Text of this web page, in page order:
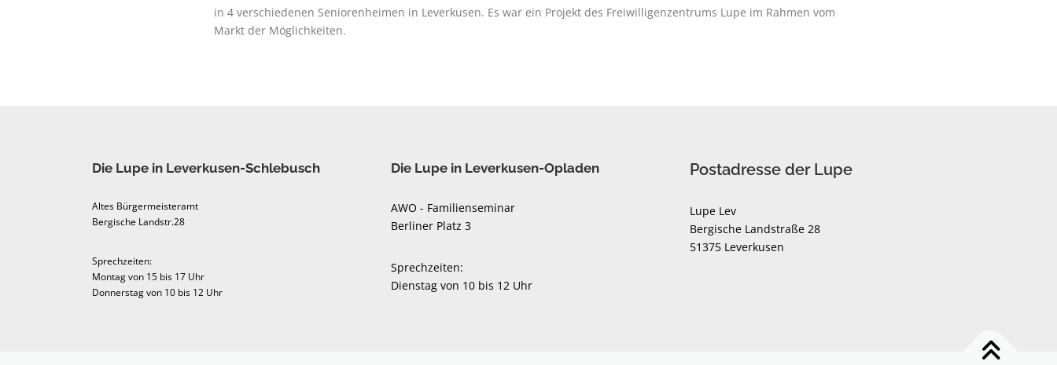
in 4 verschiedenen Seniorenheimen in Leverkusen. Es war ein Projekt des Freiwilligenzentrums Lupe im Rahmen vom
Markt der Möglichkeiten.
Die Lupe in Leverkusen-Schlebusch
Altes Bürgermeisteramt
Bergische Landstr.28
Sprechzeiten:
Montag von 15 bis 17 Uhr
Donnerstag von 10 bis 12 Uhr
Die Lupe in Leverkusen-Opladen
AWO - Familienseminar
Berliner Platz 3
Sprechzeiten:
Dienstag von 10 bis 12 Uhr
Postadresse der Lupe
Lupe Lev
Bergische Landstraße 28
51375 Leverkusen